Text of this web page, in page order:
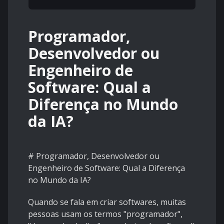
Programador,
Desenvolvedor ou
Engenheiro de
Software: Qual a
Diferença no Mundo
da IA?
# Programador, Desenvolvedor ou
Engenheiro de Software: Qual a Diferença
no Mundo da IA?
Quando se fala em criar softwares, muitas
pessoas usam os termos "programador",